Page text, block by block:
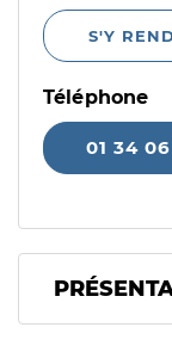
S'Y
Téléphone
01 34